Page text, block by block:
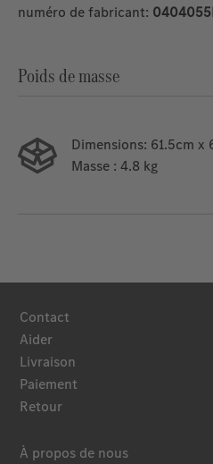
numéro de fabricant:
Poids de masse
Dimensions: 61.5cm x
Masse : 4.8 kg
Contact
Aider
Livraison
Paiement
Retour
À propos de nous